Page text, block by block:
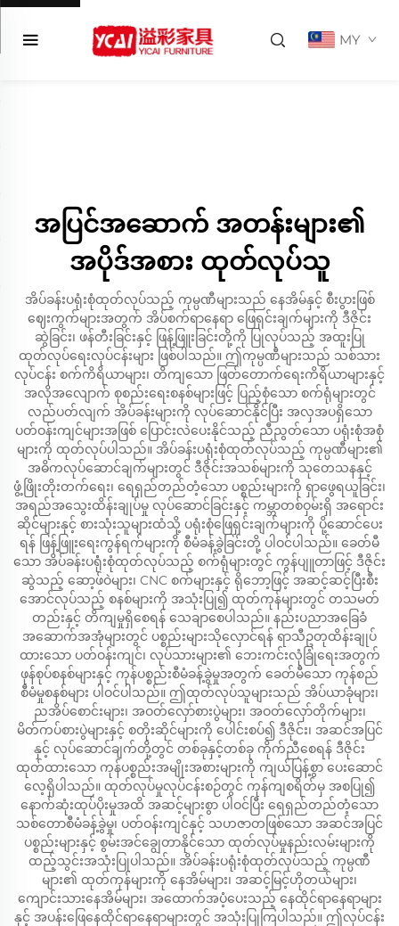
MY
အပြင်အဆောက် အတန်းများ၏
အပိုဒ်အစား ထုတ်လုပ်သူ
အိပ်ခန်းပရုံးစုံထုတ်လုပ်သည့် ကုမ္ပဏီများသည် နေအိမ်နှင့် စီးပွားဖြစ်
ဈေးကွက်များအတွက် အိပ်စက်ရာနေရာ ဖြေရှင်းချက်များကို ဒီဇိုင်း
ဆွဲခြင်း၊ ဖန်တီးခြင်းနှင့် ဖြန့်ဖြူးခြင်းတို့ကို ပြုလုပ်သည့် အထူးပြု
ထုတ်လုပ်ရေးလုပ်ငန်းများ ဖြစ်ပါသည်။ ဤကုမ္ပဏီများသည် သစ်သား
လုပ်ငန်း စက်ကိရိယာများ၊ တိကျသော ဖြတ်တောက်ရေးကိရိယာများနှင့်
အလိုအလျောက် စုစည်းရေးစနစ်များဖြင့် ပြည့်စုံသော စက်ရုံများတွင်
လည်ပတ်လျက် အိပ်ခန်းများကို လုပ်ဆောင်နိုင်ပြီး အလှအပရှိသော
ပတ်ဝန်းကျင်များအဖြစ် ပြောင်းလဲပေးနိုင်သည့် ညီညွတ်သော ပရုံးစုံအစုံ
များကို ထုတ်လုပ်ပါသည်။ အိပ်ခန်းပရုံးစုံထုတ်လုပ်သည့် ကုမ္ပဏီများ၏
အဓိကလုပ်ဆောင်ချက်များတွင် ဒီဇိုင်းအသစ်များကို သုတေသနနှင့်
ဖွံ့ဖြိုးတိုးတက်ရေး၊ ရေရှည်တည်တံ့သော ပစ္စည်းများကို ရှာဖွေရယူခြင်း၊
အရည်အသွေးထိန်းချုပ်မှု လုပ်ဆောင်ခြင်းနှင့် ကမ္ဘာတစ်ဝှမ်းရှိ အရောင်း
ဆိုင်များနှင့် စားသုံးသူများထံသို့ ပရုံးစုံဖြေရှင်းချက်များကို ပို့ဆောင်ပေး
ရန် ဖြန့်ဖြူးရေးကွန်ရက်များကို စီမံခန့်ခွဲခြင်းတို့ ပါဝင်ပါသည်။ ခေတ်မီ
သော အိပ်ခန်းပရုံံးစုံထုတ်လုပ်သည့် စက်ရုံများတွင် ကွန်ပျူတာဖြင့် ဒီဇိုင်း
ဆွဲသည့် ဆော့ဖ်ဝဲများ၊ CNC စက်များနှင့် ရိုဘော့ဖြင့် အဆင့်ဆင့်ပြီးစီး
အောင်လုပ်သည့် စနစ်များကို အသုံးပြု၍ ထုတ်ကုန်များတွင် တသမတ်
တည်းနှင့် တိကျမှုရှိစေရန် သေချာစေပါသည်။ နည်းပညာအခြေခံ
အဆောက်အအုံများတွင် ပစ္စည်းများသိုလှောင်ရန် ရာသီဥတုထိန်းချုပ်
ထားသော ပတ်ဝန်းကျင်၊ လုပ်သားများ၏ ဘေးကင်းလုံခြုံရေးအတွက်
ဖုန်စုပ်စနစ်များနှင့် ကုန်ပစ္စည်းစီမံခန့်ခွဲမှုအတွက် ခေတ်မီသော ကုန်စည်
စီမံမှုစနစ်များ ပါဝင်ပါသည်။ ဤထုတ်လုပ်သူများသည် အိပ်ယာခုံများ၊
ညအိပ်စောင်းများ၊ အဝတ်လှော်စားပွဲများ၊ အဝတ်လှော်တိုက်များ၊
မိတ်ကပ်စားပွဲများနှင့် စတိုးဆိုင်များကို ပေါင်းစပ်၍ ဒီဇိုင်း၊ အဆင်အပြင်
နှင့် လုပ်ဆောင်ချက်တို့တွင် တစ်ခုနှင့်တစ်ခု ကိုက်ညီစေရန် ဒီဇိုင်း
ထုတ်ထားသော ကုန်ပစ္စည်းအမျိုးအစားများကို ကျယ်ပြန့်စွာ ပေးဆောင်
လေ့ရှိပါသည်။ ထုတ်လုပ်မှုလုပ်ငန်းစဉ်တွင် ကုန်ကျစရိတ်မှ အစပြု၍
နောက်ဆုံးထုပ်ပိုးမှုအထိ အဆင့်များစွာ ပါဝင်ပြီး ရေရှည်တည်တံ့သော
သစ်တောစီမံခန့်ခွဲမှု၊ ပတ်ဝန်းကျင်နှင့် သဟဇာတဖြစ်သော အဆင်အပြင်
ပစ္စည်းများနှင့် စွမ်းအင်ချွေတာနိုင်သော ထုတ်လုပ်မှုနည်းလမ်းများကို
ထည့်သွင်းအသုံးပြုပါသည်။ အိပ်ခန်းပရုံးစုံထုတ်လုပ်သည့် ကုမ္ပဏီ
များ၏ ထုတ်ကုန်များကို နေအိမ်များ၊ အဆင့်မြင့်ဟိုတယ်များ၊
ကျောင်းသားနေအိမ်များ၊ အထောက်အပံ့ပေးသည့် နေထိုင်ရာနေရာများ
နှင့် အပန်းဖြေနေထိုင်ရာနေရာများတွင် အသုံးပြုကြပါသည်။ ဤလုပ်ငန်း